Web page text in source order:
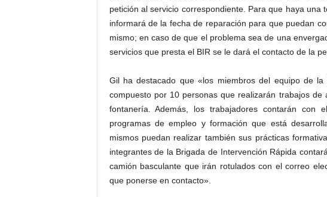
petición al servicio correspondiente. Para que haya una
informará de la fecha de reparación para que puedan
mismo; en caso de que el problema sea de una
servicios que presta el BIR se le dará el contacto de la
Gil ha destacado que «los miembros del equipo de
compuesto por 10 personas que realizarán trabajos
fontanería. Además, los trabajadores contarán con
programas de empleo y formación que está
mismos puedan realizar también sus prácticas
integrantes de la Brigada de Intervención Rápida
camión basculante que irán rotulados con el correo
que ponerse en contacto».